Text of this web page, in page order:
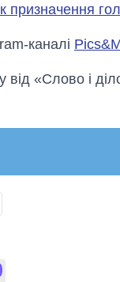
призначення
каналі
від «Слово і